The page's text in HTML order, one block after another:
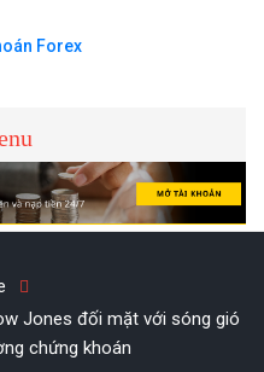
Jones đối mặt với sóng gió
chứng khoán